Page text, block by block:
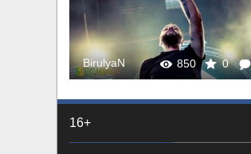
850 0
BirulyaN
16+